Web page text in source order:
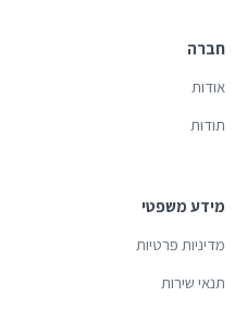
חברה
אודות
תודות
מידע משפטי
מדיניות פרטיות
תנאי שירות